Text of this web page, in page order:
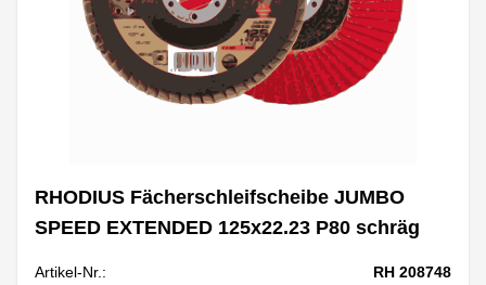
RHODIUS Fächerschleifscheibe JUMBO
SPEED EXTENDED 125x22.23 P80 schräg
Artikel-Nr.:
RH 208748